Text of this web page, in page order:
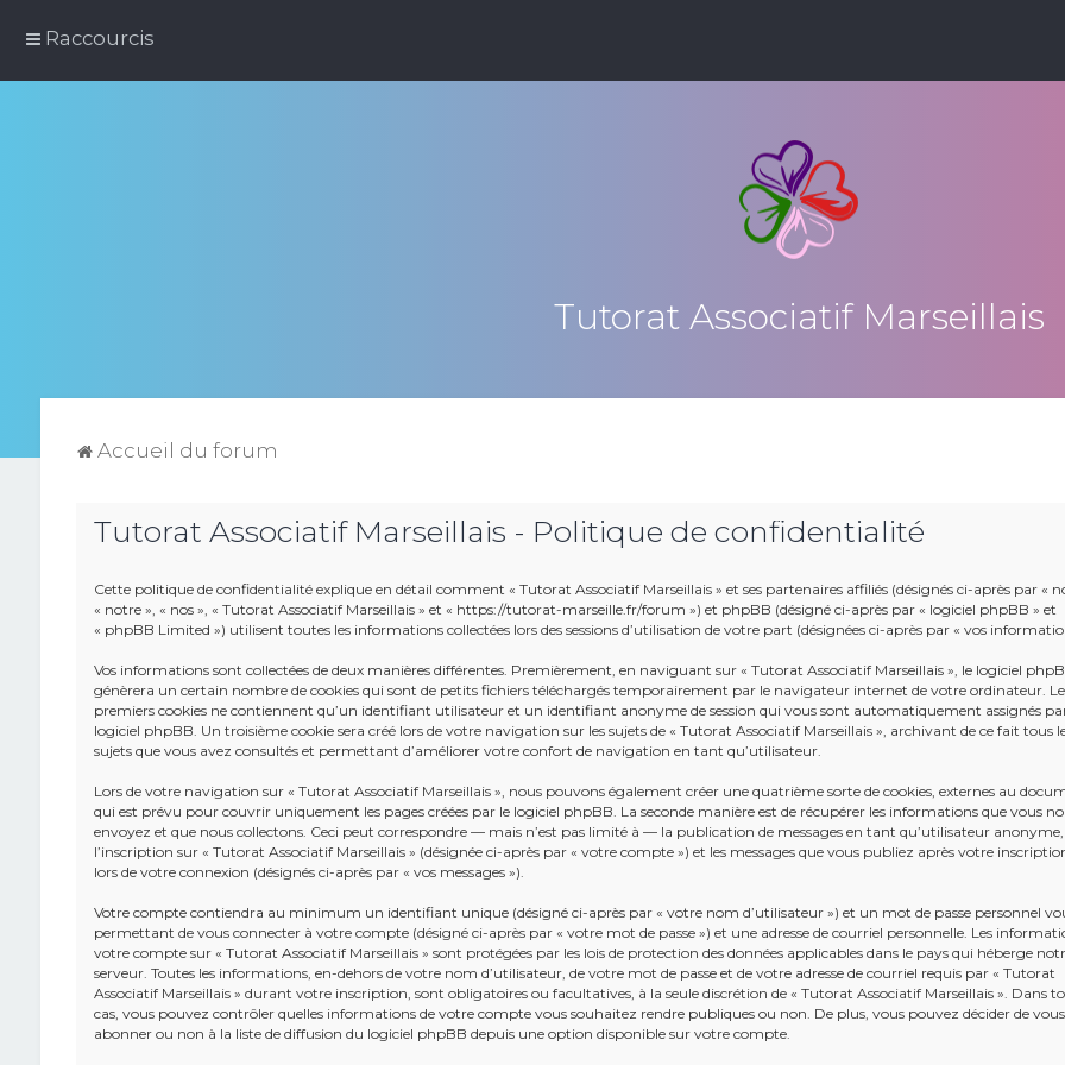
Raccourcis
Tutorat Associatif Marseillais
Accueil du forum
Tutorat Associatif Marseillais - Politique de confidentialité
Cette politique de confidentialité explique en détail comment « Tutorat Associatif Marseillais » et ses partenaires affiliés (désignés ci-après par «
« notre », « nos », « Tutorat Associatif Marseillais » et « https://tutorat-marseille.fr/forum ») et phpBB (désigné ci-après par « logiciel phpBB » et
« phpBB Limited ») utilisent toutes les informations collectées lors des sessions d’utilisation de votre part (désignées ci-après par « vos
Vos informations sont collectées de deux manières différentes. Premièrement, en naviguant sur « Tutorat Associatif Marseillais », le logiciel
génèrera un certain nombre de cookies qui sont de petits fichiers téléchargés temporairement par le navigateur internet de votre ordinateur.
premiers cookies ne contiennent qu’un identifiant utilisateur et un identifiant anonyme de session qui vous sont automatiquement assignés
logiciel phpBB. Un troisième cookie sera créé lors de votre navigation sur les sujets de « Tutorat Associatif Marseillais », archivant de ce fait tous
sujets que vous avez consultés et permettant d’améliorer votre confort de navigation en tant qu’utilisateur.
Lors de votre navigation sur « Tutorat Associatif Marseillais », nous pouvons également créer une quatrième sorte de cookies, externes au
qui est prévu pour couvrir uniquement les pages créées par le logiciel phpBB. La seconde manière est de récupérer les informations que vous
envoyez et que nous collectons. Ceci peut correspondre — mais n’est pas limité à — la publication de messages en tant qu’utilisateur anonyme,
l’inscription sur « Tutorat Associatif Marseillais » (désignée ci-après par « votre compte ») et les messages que vous publiez après votre
lors de votre connexion (désignés ci-après par « vos messages »).
Votre compte contiendra au minimum un identifiant unique (désigné ci-après par « votre nom d’utilisateur ») et un mot de passe personnel
permettant de vous connecter à votre compte (désigné ci-après par « votre mot de passe ») et une adresse de courriel personnelle. Les
votre compte sur « Tutorat Associatif Marseillais » sont protégées par les lois de protection des données applicables dans le pays qui héberge
serveur. Toutes les informations, en-dehors de votre nom d’utilisateur, de votre mot de passe et de votre adresse de courriel requis par « Tutorat
Associatif Marseillais » durant votre inscription, sont obligatoires ou facultatives, à la seule discrétion de « Tutorat Associatif Marseillais ». Dans
cas, vous pouvez contrôler quelles informations de votre compte vous souhaitez rendre publiques ou non. De plus, vous pouvez décider de vous
abonner ou non à la liste de diffusion du logiciel phpBB depuis une option disponible sur votre compte.